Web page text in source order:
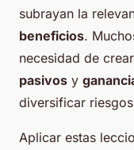
subrayan la
beneficios.
necesidad de
pasivos y
diversificar
Aplicar estas